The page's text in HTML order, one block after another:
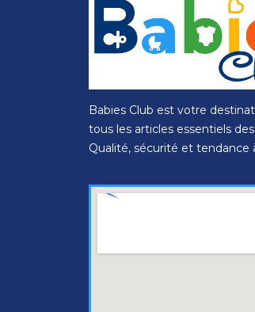
Babies Club est votre
tous les articles essentiels
Qualité, sécurité et tendance